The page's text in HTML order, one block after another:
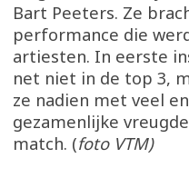
Bart Peeters. Ze
performance die
artiesten. In eerste
net niet in de top 3,
ze nadien met veel
gezamenlijke
match. (foto VTM)